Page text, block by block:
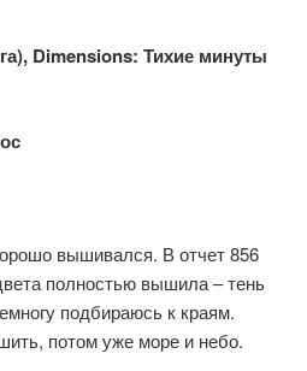
Dimensions: Тихие минуты
вышивался. В отчет 856
полностью вышила – тень
подбираюсь к краям.
потом уже море и небо.